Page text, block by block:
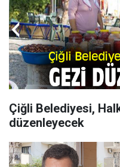
Çiğli Belediyesi,
düzenleyecek